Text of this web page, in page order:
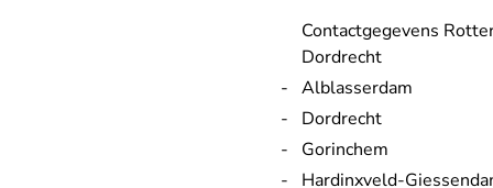
Contactgegevens
Dordrecht
Alblasserdam
Dordrecht
Gorinchem
Hardinxveld-